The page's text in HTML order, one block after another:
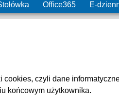
Office365 E-
czyli dane
końcowym użytkownika.